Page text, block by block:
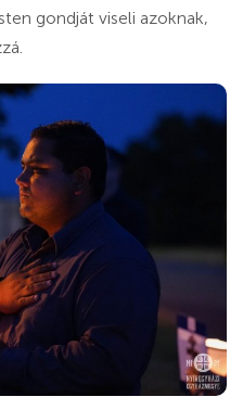
gondját viseli azoknak,